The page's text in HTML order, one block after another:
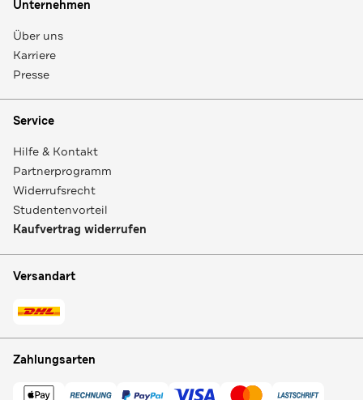
Unternehmen
Über uns
Karriere
Presse
Service
Hilfe & Kontakt
Partnerprogramm
Widerrufsrecht
Studentenvorteil
Kaufvertrag widerrufen
Versandart
Zahlungsarten